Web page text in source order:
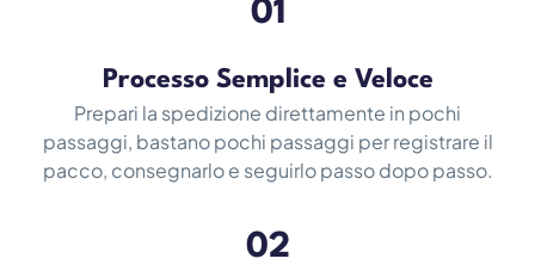
01
Processo Semplice e Veloce
Prepari la spedizione direttamente in pochi
passaggi, bastano pochi passaggi per registrare il
pacco, consegnarlo e seguirlo passo dopo passo.
02